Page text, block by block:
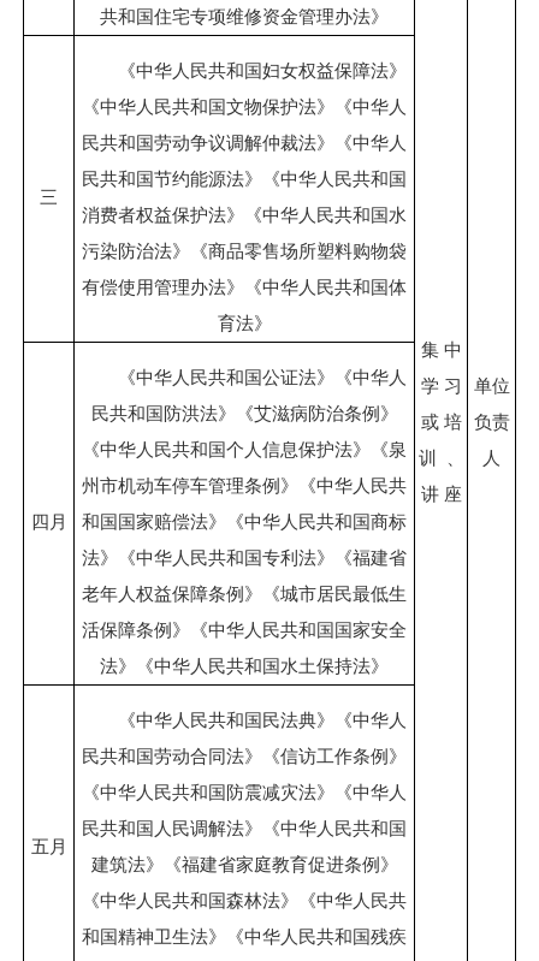
集 中
学 习
或 培
训 、
讲 座
单位
负责
人
共和国住宅专项维修资金管理办法》
三
《中华人民共和国妇女权益保障法》
《中华人民共和国文物保护法》《中华人
民共和国劳动争议调解仲裁法》《中华人
民共和国节约能源法》《中华人民共和国
消费者权益保护法》《中华人民共和国水
污染防治法》《商品零售场所塑料购物袋
有偿使用管理办法》《中华人民共和国体
育法》
四月
《中华人民共和国公证法》《中华人
民共和国防洪法》《艾滋病防治条例》
《中华人民共和国个人信息保护法》《泉
州市机动车停车管理条例》《中华人民共
和国国家赔偿法》《中华人民共和国商标
法》《中华人民共和国专利法》《福建省
老年人权益保障条例》《城市居民最低生
活保障条例》《中华人民共和国国家安全
法》《中华人民共和国水土保持法》
五月
《中华人民共和国民法典》《中华人
民共和国劳动合同法》《信访工作条例》
《中华人民共和国防震减灾法》《中华人
民共和国人民调解法》《中华人民共和国
建筑法》《福建省家庭教育促进条例》
《中华人民共和国森林法》《中华人民共
和国精神卫生法》《中华人民共和国残疾